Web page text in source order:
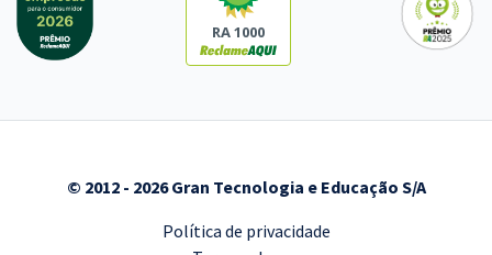
RA 1000
© 2012 - 2026 Gran Tecnologia e Educação S/A
Política de privacidade